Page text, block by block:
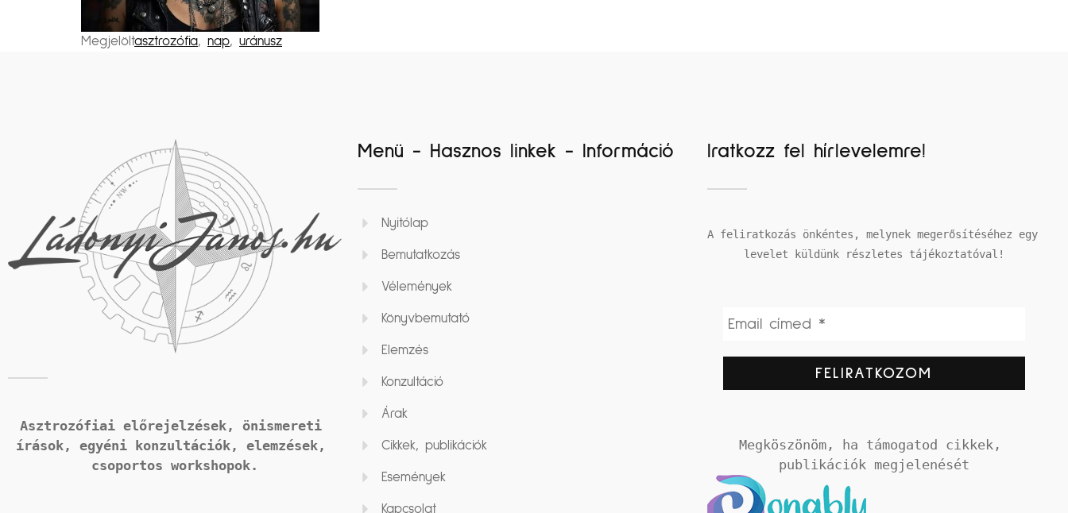
Megjelöltasztrozófia, nap, uránusz
Asztrozófiai előrejelzések, önismereti
írások, egyéni konzultációk, elemzések,
csoportos workshopok.
Menü - Hasznos linkek - Információ
Nyitólap
Bemutatkozás
Vélemények
Könyvbemutató
Elemzés
Konzultáció
Árak
Cikkek, publikációk
Események
Kapcsolat
Iratkozz fel hírlevelemre!
A feliratkozás önkéntes, melynek megerősítéséhez egy
levelet küldünk részletes tájékoztatóval!
Megköszönöm, ha támogatod cikkek,
publikációk megjelenését